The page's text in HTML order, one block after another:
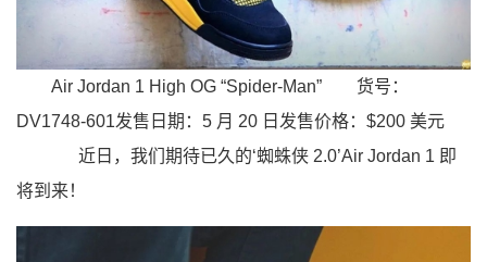
Air Jordan 1 High OG “Spider-Man”
货号：
DV1748-601发售日期：5 月 20 日发售价格：$200 美元
近日，我们期待已久的‘蜘蛛侠 2.0’Air Jordan 1 即
将到来！